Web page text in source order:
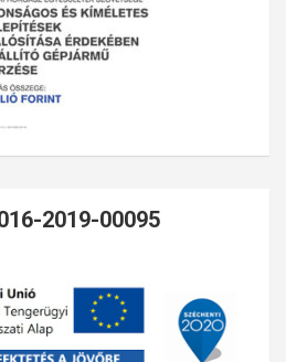
2019-00095